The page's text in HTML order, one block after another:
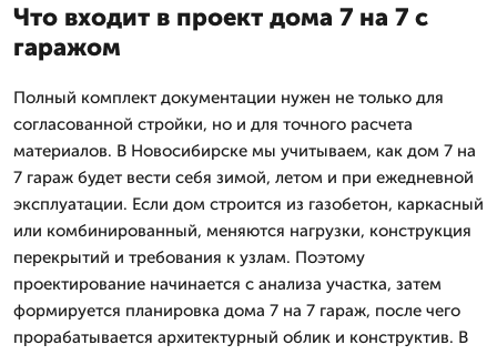
Что входит в проект дома 7 на 7 с
гаражом
Полный комплект документации нужен не только для
согласованной стройки, но и для точного расчета
материалов. В Новосибирске мы учитываем, как дом 7 на
7 гараж будет вести себя зимой, летом и при ежедневной
эксплуатации. Если дом строится из газобетон, каркасный
или комбинированный, меняются нагрузки, конструкция
перекрытий и требования к узлам. Поэтому
проектирование начинается с анализа участка, затем
формируется планировка дома 7 на 7 гараж, после чего
прорабатывается архитектурный облик и конструктив. В